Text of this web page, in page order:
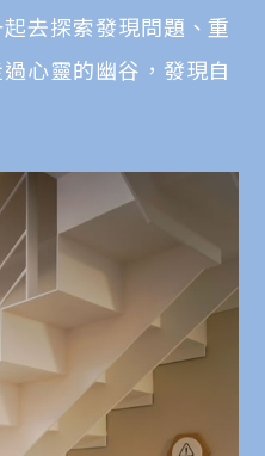
去探索發現問題、重
心靈的幽谷，發現自